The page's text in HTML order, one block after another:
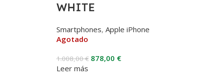
WHITE
Smartphones, Apple iPhone
Agotado
1.008,00€ 878,00 €
Leer más